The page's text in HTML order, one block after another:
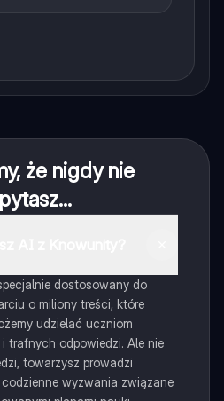
że nigdy nie
dostosowany do
o miliony treści, które
udzielać uczniom
trafnych odpowiedzi. Ale nie
towarzysz prowadzi
wyzwania związane